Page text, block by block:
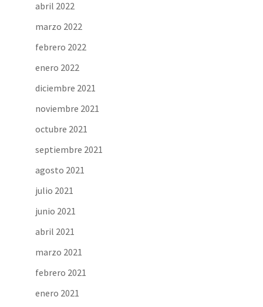
abril 2022
marzo 2022
febrero 2022
enero 2022
diciembre 2021
noviembre 2021
octubre 2021
septiembre 2021
agosto 2021
julio 2021
junio 2021
abril 2021
marzo 2021
febrero 2021
enero 2021